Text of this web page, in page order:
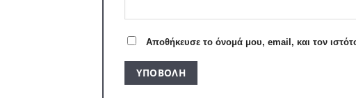
Αποθήκευσε το όνομά μου, email, και τον